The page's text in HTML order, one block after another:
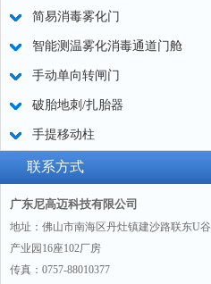
简易消毒雾化门
智能测温雾化消毒通道门舱
手动单向转闸门
破胎地刺/扎胎器
手提移动柱
联系方式
广东尼高迈科技有限公司
地址：佛山市南海区丹灶镇建沙路联东U谷
产业园16座102厂房
传真：0757-88010377